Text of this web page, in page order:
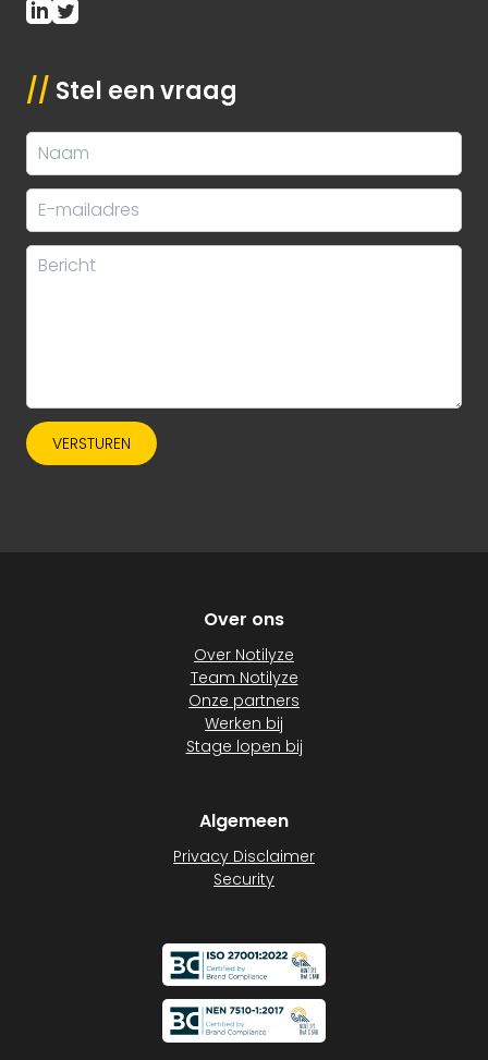
// Stel een vraag
VERSTUREN
Over ons
Over Notilyze
Team Notilyze
Onze partners
Werken bij
Stage lopen bij
Algemeen
Privacy Disclaimer
Security